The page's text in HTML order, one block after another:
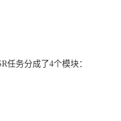
任务分成了4个模块：